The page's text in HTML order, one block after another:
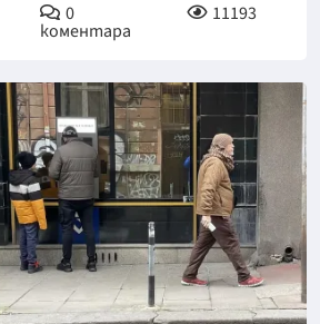
0
коментара
11193